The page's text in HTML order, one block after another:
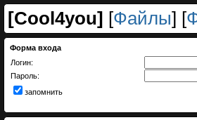
[Cool4you] [Файлы] [
Форма входа
Логин:
Пароль:
запомнить